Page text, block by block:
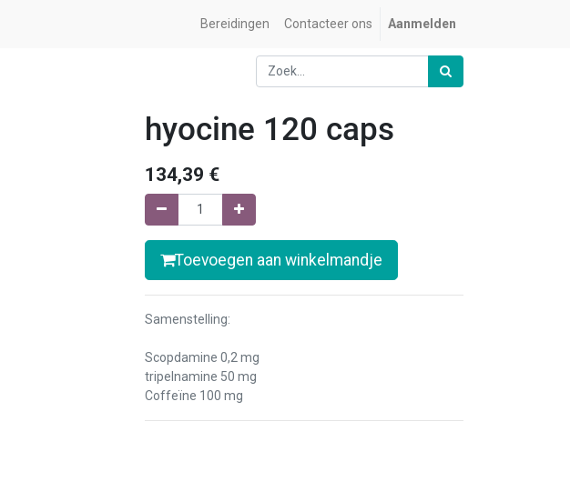
Bereidingen Contacteer ons Aanmelden
hyocine 120 caps
134,39 €
Toevoegen aan winkelmandje
Samenstelling:
Scopdamine 0,2 mg
tripelnamine 50 mg
Coffeïne 100 mg